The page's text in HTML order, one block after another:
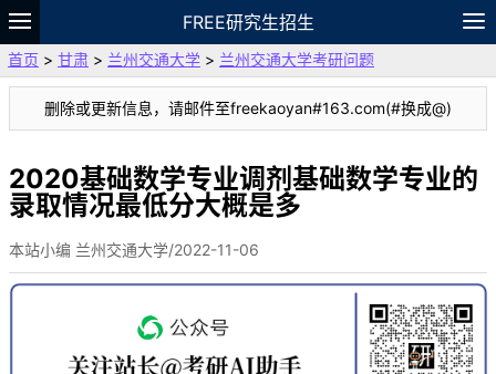
FREE研究生招生
题库
故事 专题 APP 笔记
论坛
VIP
资料
首页 > 甘肃 > 兰州交通大学 > 兰州交通大学考研问题
删除或更新信息，请邮件至freekaoyan#163.com(#换成@)
2020基础数学专业调剂基础数学专业的
录取情况最低分大概是多
本站小编 兰州交通大学/2022-11-06